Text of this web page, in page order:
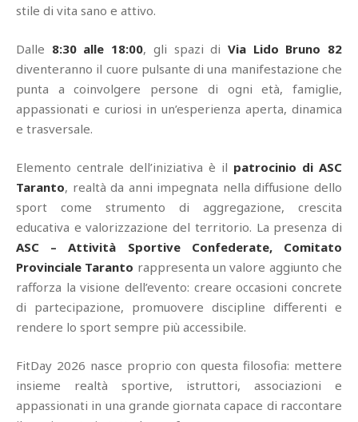
stile di vita sano e attivo.
Dalle 8:30 alle 18:00, gli spazi di Via Lido Bruno 82
diventeranno il cuore pulsante di una manifestazione che
punta a coinvolgere persone di ogni età, famiglie,
appassionati e curiosi in un’esperienza aperta, dinamica
e trasversale.
Elemento centrale dell’iniziativa è il patrocinio di ASC
Taranto, realtà da anni impegnata nella diffusione dello
sport come strumento di aggregazione, crescita
educativa e valorizzazione del territorio. La presenza di
ASC – Attività Sportive Confederate, Comitato
Provinciale Taranto rappresenta un valore aggiunto che
rafforza la visione dell’evento: creare occasioni concrete
di partecipazione, promuovere discipline differenti e
rendere lo sport sempre più accessibile.
FitDay 2026 nasce proprio con questa filosofia: mettere
insieme realtà sportive, istruttori, associazioni e
appassionati in una grande giornata capace di raccontare